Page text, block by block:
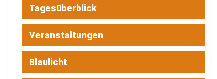
Tagesüberblick
Veranstaltungen
Blaulicht